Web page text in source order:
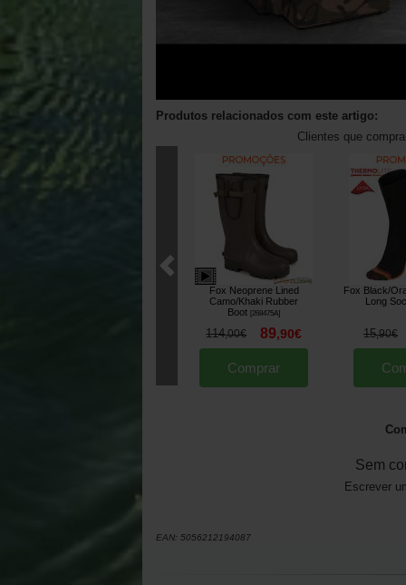
Produtos relacionados com este artigo:
Clientes que
Fox Neoprene Lined
Camo/Khaki Rubber
Boot [268475A]
114,00€ 89,90€
Comprar
Fox Black/
Long
15,90€
Sem
Escrever
EAN: 5056212194087